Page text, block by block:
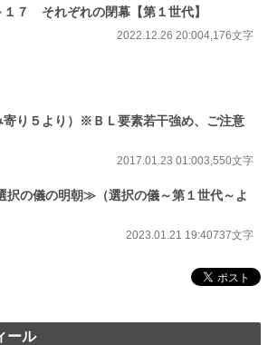
７ それぞれの閉幕【第１世代】
2022.12.26 20:004,176文字
寄り５より）※ＢＬ要素若干強め、ご注意
2017.01.23 01:003,550文字
択の儀の明朝≫（選択の儀～第１世代～よ
2023.01.21 19:40737文字
ール